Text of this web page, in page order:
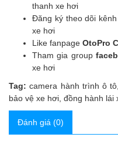
thanh xe hơi
Đăng ký theo dõi kênh
xe hơi
Like fanpage OtoPro
Tham gia group
xe hơi
Tag: camera hành trình ô tô
bảo vệ xe hơi đồng hành lái
Đánh giá (0)